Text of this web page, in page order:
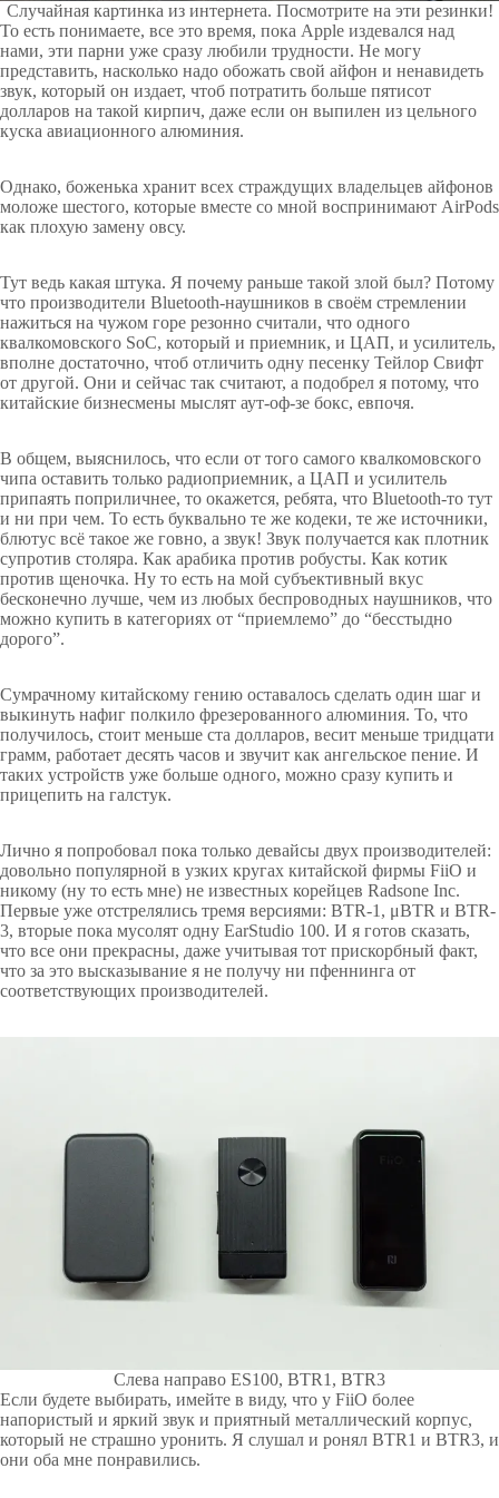
Случайная картинка из интернета. Посмотрите на эти резинки!
То есть понимаете, все это время, пока Apple издевался над
нами, эти парни уже сразу любили трудности. Не могу
представить, насколько надо обожать свой айфон и ненавидеть
звук, который он издает, чтоб потратить больше пятисот
долларов на такой кирпич, даже если он выпилен из цельного
куска авиационного алюминия.
Однако, боженька хранит всех страждущих владельцев айфонов
моложе шестого, которые вместе со мной воспринимают AirPods
как плохую замену овсу.
Тут ведь какая штука. Я почему раньше такой злой был? Потому
что производители Bluetooth-наушников в своём стремлении
нажиться на чужом горе резонно считали, что одного
квалкомовского SoC, который и приемник, и ЦАП, и усилитель,
вполне достаточно, чтоб отличить одну песенку Тейлор Свифт
от другой. Они и сейчас так считают, а подобрел я потому, что
китайские бизнесмены мыслят аут-оф-зе бокс, евпочя.
В общем, выяснилось, что если от того самого квалкомовского
чипа оставить только радиоприемник, а ЦАП и усилитель
припаять поприличнее, то окажется, ребята, что Bluetooth-то тут
и ни при чем. То есть буквально те же кодеки, те же источники,
блютус всё такое же говно, а звук! Звук получается как плотник
супротив столяра. Как арабика против робусты. Как котик
против щеночка. Ну то есть на мой субъективный вкус
бесконечно лучше, чем из любых беспроводных наушников, что
можно купить в категориях от “приемлемо” до “бесстыдно
дорого”.
Сумрачному китайскому гению оставалось сделать один шаг и
выкинуть нафиг полкило фрезерованного алюминия. То, что
получилось, стоит меньше ста долларов, весит меньше тридцати
грамм, работает десять часов и звучит как ангельское пение. И
таких устройств уже больше одного, можно сразу купить и
прицепить на галстук.
Лично я попробовал пока только девайсы двух производителей:
довольно популярной в узких кругах китайской фирмы FiiO и
никому (ну то есть мне) не известных корейцев Radsone Inc.
Первые уже отстрелялись тремя версиями: BTR-1, μBTR и BTR-
3, вторые пока мусолят одну EarStudio 100. И я готов сказать,
что все они прекрасны, даже учитывая тот прискорбный факт,
что за это высказывание я не получу ни пфеннинга от
соответствующих производителей.
Слева направо ES100, BTR1, BTR3
Если будете выбирать, имейте в виду, что у FiiO более
напористый и яркий звук и приятный металлический корпус,
который не страшно уронить. Я слушал и ронял BTR1 и BTR3, и
они оба мне понравились.